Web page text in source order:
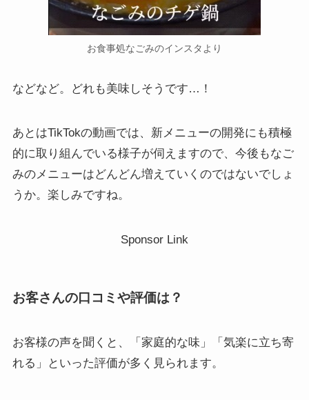
お食事処なごみのインスタより
などなど。どれも美味しそうです…！
あとはTikTokの動画では、新メニューの開発にも積極
的に取り組んでいる様子が伺えますので、今後もなご
みのメニューはどんどん増えていくのではないでしょ
うか。楽しみですね。
Sponsor Link
お客さんの口コミや評価は？
お客様の声を聞くと、「家庭的な味」「気楽に立ち寄
れる」といった評価が多く見られます。